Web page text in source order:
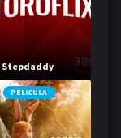
Stepdaddy
PELICULA